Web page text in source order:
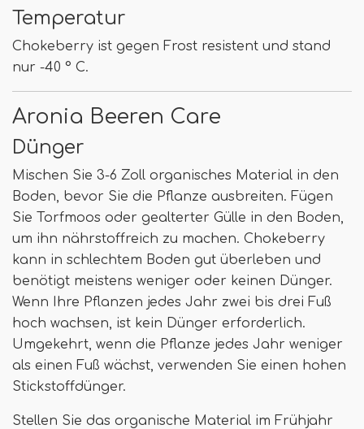
Temperatur
Chokeberry ist gegen Frost resistent und stand
nur -40 ° C.
Aronia Beeren Care
Dünger
Mischen Sie 3-6 Zoll organisches Material in den
Boden, bevor Sie die Pflanze ausbreiten. Fügen
Sie Torfmoos oder gealterter Gülle in den Boden,
um ihn nährstoffreich zu machen. Chokeberry
kann in schlechtem Boden gut überleben und
benötigt meistens weniger oder keinen Dünger.
Wenn Ihre Pflanzen jedes Jahr zwei bis drei Fuß
hoch wachsen, ist kein Dünger erforderlich.
Umgekehrt, wenn die Pflanze jedes Jahr weniger
als einen Fuß wächst, verwenden Sie einen hohen
Stickstoffdünger.
Stellen Sie das organische Material im Frühjahr